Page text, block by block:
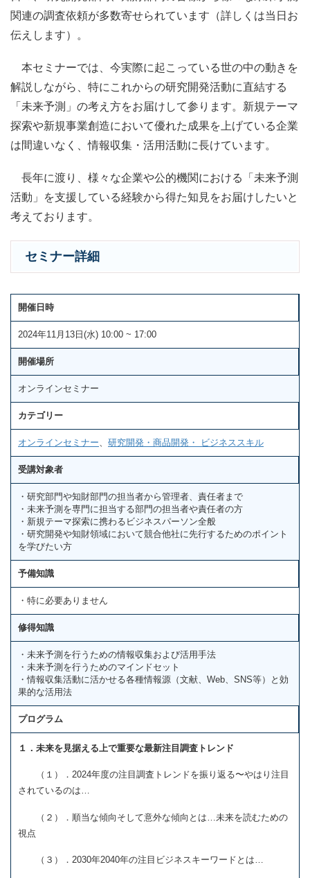
関連の調査依頼が多数寄せられています（詳しくは当日お
伝えします）。
本セミナーでは、今実際に起こっている世の中の動きを
解説しながら、特にこれからの研究開発活動に直結する
「未来予測」の考え方をお届けして参ります。新規テーマ
探索や新規事業創造において優れた成果を上げている企業
は間違いなく、情報収集・活用活動に長けています。
長年に渡り、様々な企業や公的機関における「未来予測
活動」を支援している経験から得た知見をお届けしたいと
考えております。
セミナー詳細
開催日時
2024年11月13日(水) 10:00 ~ 17:00
開催場所
オンラインセミナー
カテゴリー
オンラインセミナー 研究開発・商品開発・ ビジネススキル
受講対象者
・研究部門や知財部門の担当者から管理者、責任者まで
・未来予測を専門に担当する部門の担当者や責任者の方
・新規テーマ探索に携わるビジネスパーソン全般
・研究開発や知財領域において競合他社に先行するためのポイント
を学びたい方
予備知識
・特に必要ありません
修得知識
・未来予測を行うための情報収集および活用手法
・未来予測を行うためのマインドセット
・情報収集活動に活かせる各種情報源（文献、Web、SNS等）と効
果的な活用法
プログラム
１．未来を見据える上で重要な最新注目調査トレンド
（１）．2024年度の注目調査トレンドを振り返る〜やはり注目
されているのは…
（２）．順当な傾向そして意外な傾向とは…未来を読むための
視点
（３）．2030年2040年の注目ビジネスキーワードとは…